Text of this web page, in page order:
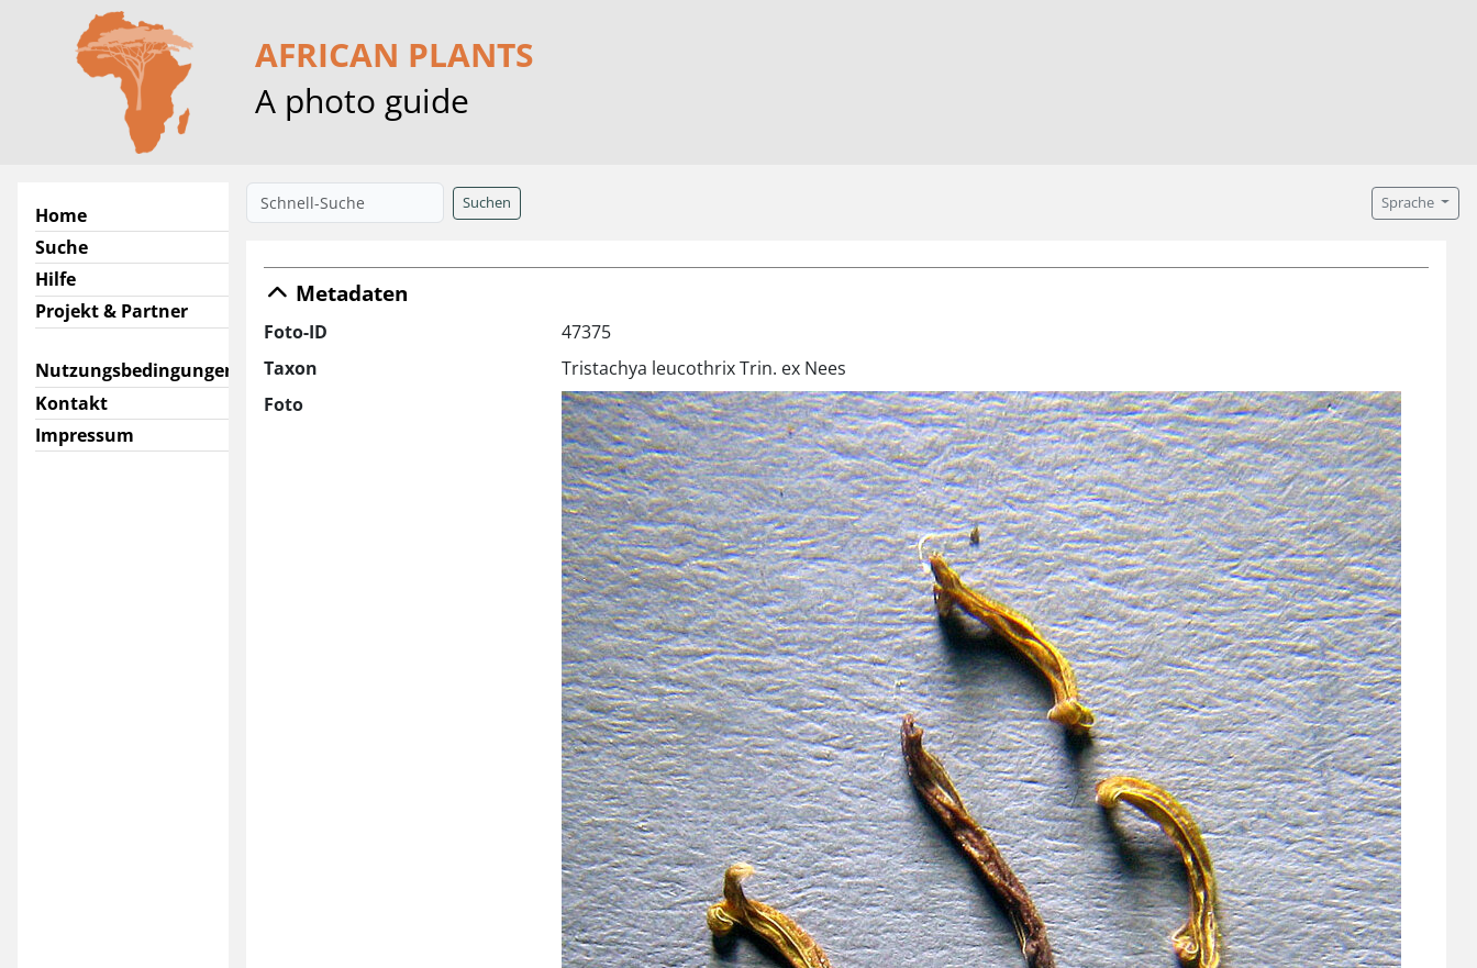
AFRICAN PLANTS
A photo guide
Home
Suche
Hilfe
Projekt & Partner
Nutzungsbedingungen
Kontakt
Impressum
Suchen Sprache
Metadaten
Foto-ID
47375
Taxon
Tristachya leucothrix Trin. ex Nees
Foto